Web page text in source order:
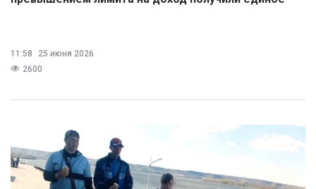
11:58
25 июня 2026
2600